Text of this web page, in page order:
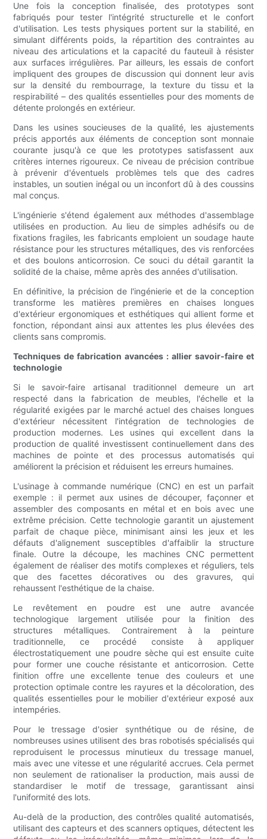
Une fois la conception finalisée, des prototypes sont
fabriqués pour tester l'intégrité structurelle et le confort
d'utilisation. Les tests physiques portent sur la stabilité, en
simulant différents poids, la répartition des contraintes au
niveau des articulations et la capacité du fauteuil à résister
aux surfaces irrégulières. Par ailleurs, les essais de confort
impliquent des groupes de discussion qui donnent leur avis
sur la densité du rembourrage, la texture du tissu et la
respirabilité – des qualités essentielles pour des moments de
détente prolongés en extérieur.
Dans les usines soucieuses de la qualité, les ajustements
précis apportés aux éléments de conception sont monnaie
courante jusqu'à ce que les prototypes satisfassent aux
critères internes rigoureux. Ce niveau de précision contribue
à prévenir d'éventuels problèmes tels que des cadres
instables, un soutien inégal ou un inconfort dû à des coussins
mal conçus.
L'ingénierie s'étend également aux méthodes d'assemblage
utilisées en production. Au lieu de simples adhésifs ou de
fixations fragiles, les fabricants emploient un soudage haute
résistance pour les structures métalliques, des vis renforcées
et des boulons anticorrosion. Ce souci du détail garantit la
solidité de la chaise, même après des années d'utilisation.
En définitive, la précision de l'ingénierie et de la conception
transforme les matières premières en chaises longues
d'extérieur ergonomiques et esthétiques qui allient forme et
fonction, répondant ainsi aux attentes les plus élevées des
clients sans compromis.
Techniques de fabrication avancées : allier savoir-faire et
technologie
Si le savoir-faire artisanal traditionnel demeure un art
respecté dans la fabrication de meubles, l'échelle et la
régularité exigées par le marché actuel des chaises longues
d'extérieur nécessitent l'intégration de technologies de
production modernes. Les usines qui excellent dans la
production de qualité investissent continuellement dans des
machines de pointe et des processus automatisés qui
améliorent la précision et réduisent les erreurs humaines.
L'usinage à commande numérique (CNC) en est un parfait
exemple : il permet aux usines de découper, façonner et
assembler des composants en métal et en bois avec une
extrême précision. Cette technologie garantit un ajustement
parfait de chaque pièce, minimisant ainsi les jeux et les
défauts d'alignement susceptibles d'affaiblir la structure
finale. Outre la découpe, les machines CNC permettent
également de réaliser des motifs complexes et réguliers, tels
que des facettes décoratives ou des gravures, qui
rehaussent l'esthétique de la chaise.
Le revêtement en poudre est une autre avancée
technologique largement utilisée pour la finition des
structures métalliques. Contrairement à la peinture
traditionnelle, ce procédé consiste à appliquer
électrostatiquement une poudre sèche qui est ensuite cuite
pour former une couche résistante et anticorrosion. Cette
finition offre une excellente tenue des couleurs et une
protection optimale contre les rayures et la décoloration, des
qualités essentielles pour le mobilier d'extérieur exposé aux
intempéries.
Pour le tressage d'osier synthétique ou de résine, de
nombreuses usines utilisent des bras robotisés spécialisés qui
reproduisent le processus minutieux du tressage manuel,
mais avec une vitesse et une régularité accrues. Cela permet
non seulement de rationaliser la production, mais aussi de
standardiser le motif de tressage, garantissant ainsi
l'uniformité des lots.
Au-delà de la production, des contrôles qualité automatisés,
utilisant des capteurs et des scanners optiques, détectent les